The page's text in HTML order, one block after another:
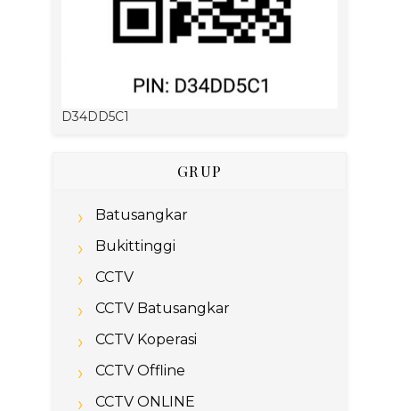
D34DD5C1
GRUP
Batusangkar
Bukittinggi
CCTV
CCTV Batusangkar
CCTV Koperasi
CCTV Offline
CCTV ONLINE